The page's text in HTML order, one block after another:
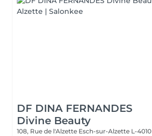
DF DINA FERNANDES
Divine Beauty
108, Rue de l'Alzette Esch-sur-Alzette L-4010